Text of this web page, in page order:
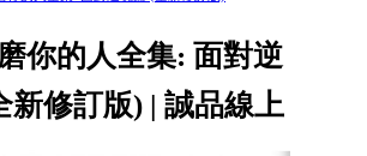
你的人全集: 面對逆
新修訂版) | 誠品線上